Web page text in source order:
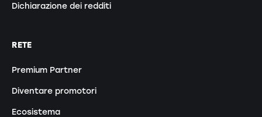
Dichiarazione dei redditi
RETE
Premium Partner
Diventare promotori
Ecosistema